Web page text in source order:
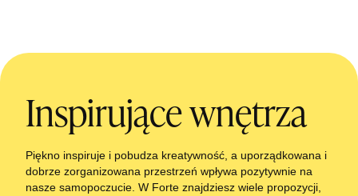
Inspirujące wnętrza
Piękno inspiruje i pobudza kreatywność, a uporządkowana i
dobrze zorganizowana przestrzeń wpływa pozytywnie na
nasze samopoczucie. W Forte znajdziesz wiele propozycji,